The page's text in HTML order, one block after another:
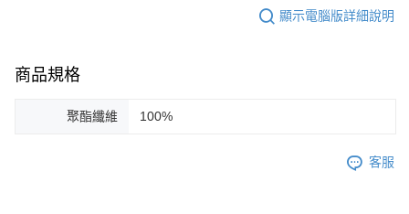
顯示電腦版詳細說明
商品規格
聚酯纖維 100%
客服